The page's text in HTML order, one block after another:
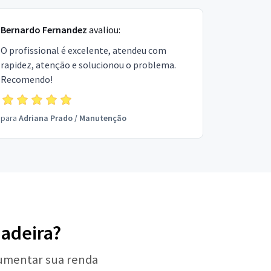
Bernardo Fernandez avaliou:
O profissional é excelente, atendeu com
rapidez, atenção e solucionou o problema.
Recomendo!
para Adriana Prado/ Manutenção
sua renda